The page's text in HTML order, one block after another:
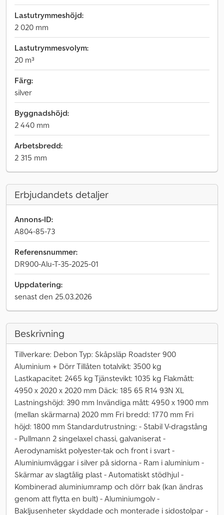
Lastutrymmeshöjd:
2 020 mm
Lastutrymmesvolym:
20 m³
Färg:
silver
Byggnadshöjd:
2 440 mm
Arbetsbredd:
2 315 mm
Erbjudandets detaljer
Annons-ID:
A804-85-73
Referensnummer:
DR900-Alu-T-35-2025-01
Uppdatering:
senast den 25.03.2026
Beskrivning
Tillverkare: Debon Typ: Skåpsläp Roadster 900
Aluminium + Dörr Tillåten totalvikt: 3500 kg
Lastkapacitet: 2465 kg Tjänstevikt: 1035 kg Flakmått:
4950 x 2020 x 2020 mm Däck: 185 65 R14 93N XL
Lastningshöjd: 390 mm Invändiga mått: 4950 x 1900 mm
(mellan skärmarna) 2020 mm Fri bredd: 1770 mm Fri
höjd: 1800 mm Standardutrustning: - Stabil V-dragstång
- Pullmann 2 singelaxel chassi, galvaniserat -
Aerodynamiskt polyester-tak och front i svart -
Aluminiumväggar i silver på sidorna - Ram i aluminium -
Skärmar av slagtålig plast - Automatiskt stödhjul -
Kombinerad aluminiumramp och dörr bak (kan ändras
genom att flytta en bult) - Aluminiumgolv -
Bakljusenheter skyddade och monterade i sidostolpar -